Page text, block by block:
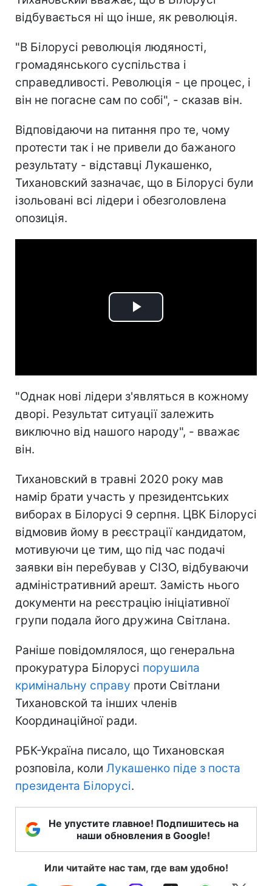
відбувається ні що інше, як революція.
"В Білорусі революція людяності,
громадянського суспільства і
справедливості. Революція - це процес, і
він не погасне сам по собі", - сказав він.
Відповідаючи на питання про те, чому
протести так і не привели до бажаного
результату - відставці Лукашенко,
Тихановский зазначає, що в Білорусі були
ізольовані всі лідери і обезголовлена
опозиція.
Play
"Однак нові лідери з'являться в кожному
дворі. Результат ситуації залежить
виключно від нашого народу", - вважає
він.
Тихановский в травні 2020 року мав
намір брати участь у президентських
виборах в Білорусі 9 серпня. ЦВК Білорусі
відмовив йому в реєстрації кандидатом,
мотивуючи це тим, що під час подачі
заявки він перебував у СІЗО, відбуваючи
адміністративний арешт. Замість нього
документи на реєстрацію ініціативної
групи подала його дружина Світлана.
Раніше повідомлялося, що генеральна
прокуратура Білорусі порушила
кримінальну справу проти Світлани
Тихановской та інших членів
Координаційної ради.
РБК-Україна писало, що Тихановская
розповіла, коли Лукашенко піде з поста
президента Білорусі.
Не упустите главное! Подпишитесь на
наши обновления в Google!
Или читайте нас там, где вам удобно!